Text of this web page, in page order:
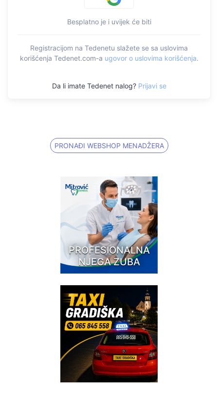
Besplatno je i uvijek će biti
Registracijom na Tedenetu slažete se sa uslovima
korišćenja Tedenet.com-a ugovor o uslovima korišćenja.
Da li imate Tedenet nalog? Prijavi se
PRONAĐI WEBSHOP MENADŽERA
PROFESIONALNA
NJEGA ZUBA